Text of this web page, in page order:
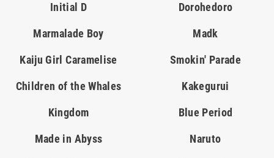
Initial D Dorohedoro
Marmalade Boy Madk
Kaiju Girl Caramelise Smokin' Parade
Children of the Whales Kakegurui
Kingdom Blue Period
Made in Abyss Naruto